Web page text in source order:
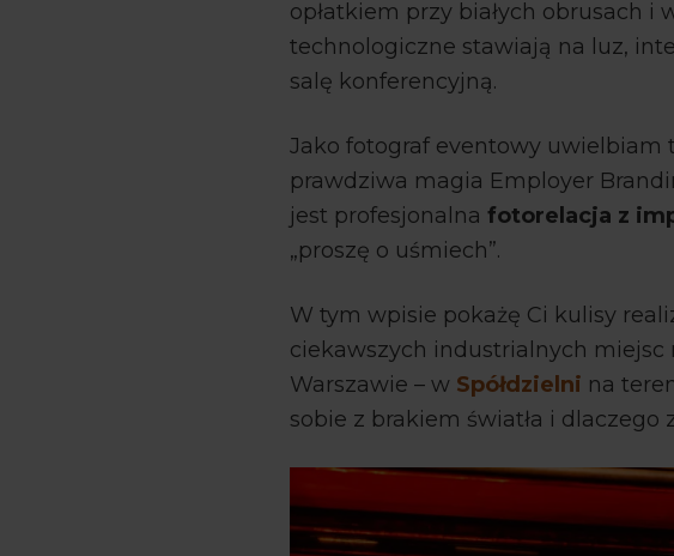
opłatkiem przy białych obrusach
technologiczne stawiają na luz,
salę konferencyjną.
Jako fotograf eventowy uwielbiam
prawdziwa magia Employer
jest profesjonalna fotorelacja z
„proszę o uśmiech”.
W tym wpisie pokażę Ci kulisy
ciekawszych industrialnych
Warszawie – w Spółdzielni na
sobie z brakiem światła i